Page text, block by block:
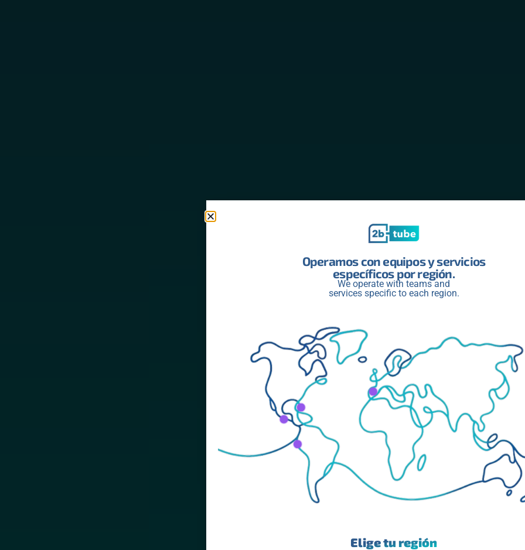
Operamos con equipos y servicios
específicos por región.
We operate with teams and
services specific to each region.
Elige tu región